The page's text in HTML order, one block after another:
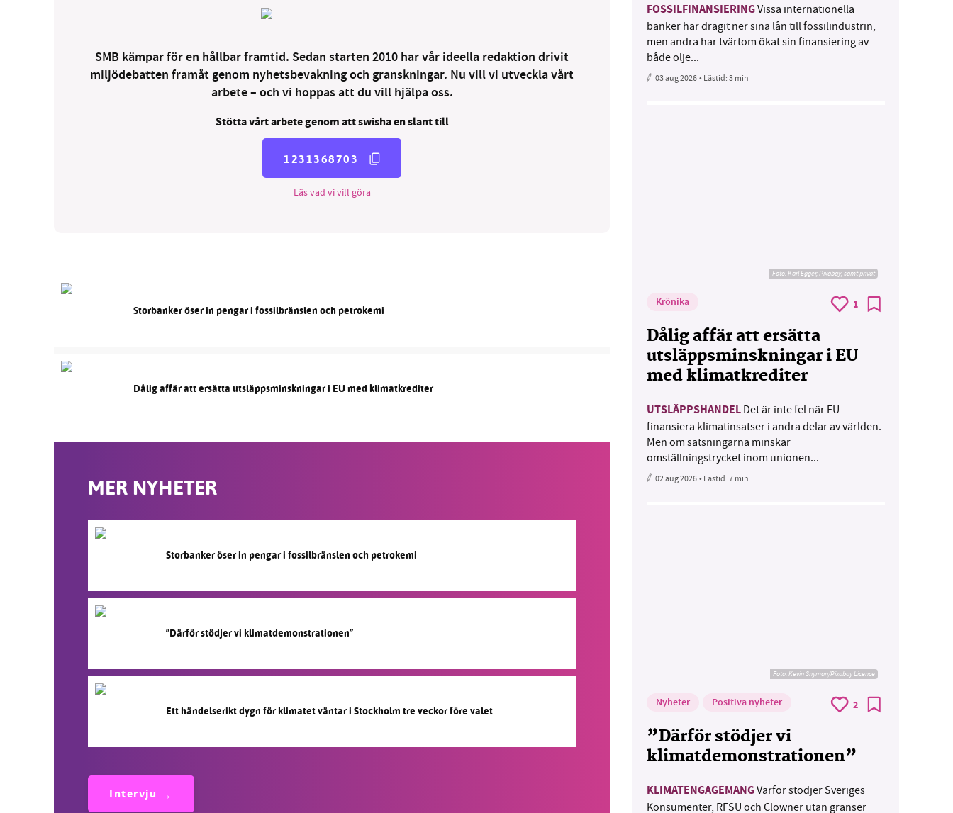
SMB kämpar för en hållbar framtid. Sedan starten 2010 har vår ideella redaktion drivit
miljödebatten framåt genom nyhetsbevakning och granskningar. Nu vill vi utveckla vårt
arbete – och vi hoppas att du vill hjälpa oss.
Stötta vårt arbete genom att swisha en slant till
1231368703
Läs vad vi vill göra
Storbanker öser in pengar i fossilbränslen och petrokemi
Dålig affär att ersätta utsläppsminskningar i EU med klimatkrediter
MER NYHETER
Storbanker öser in pengar i fossilbränslen och petrokemi
”Därför stödjer vi klimatdemonstrationen”
Ett händelserikt dygn för klimatet väntar i Stockholm tre veckor före valet
Intervju
FOSSILFINANSIERINGVissa internationella
banker har dragit ner sina lån till fossilindustrin,
men andra har tvärtom ökat sin finansiering av
både olje...
03 aug 2026• Lästid:3 min
Foto: Karl Egger, Pixabay, samt privat
Krönika 1
Dålig affär att ersätta
utsläppsminskningar i EU
med klimatkrediter
UTSLÄPPSHANDEL Det är inte fel när EU
finansiera klimatinsatser i andra delar av världen.
Men om satsningarna minskar
omställningstrycket inom unionen...
02 aug 2026• Lästid:7 min
Foto:Kevin Snyman/Pixabay Licence
Nyheter Positiva nyheter 2
”Därför stödjer vi
klimatdemonstrationen”
KLIMATENGAGEMANGVarför stödjer Sveriges
Konsumenter, RFSU och Clowner utan gränser